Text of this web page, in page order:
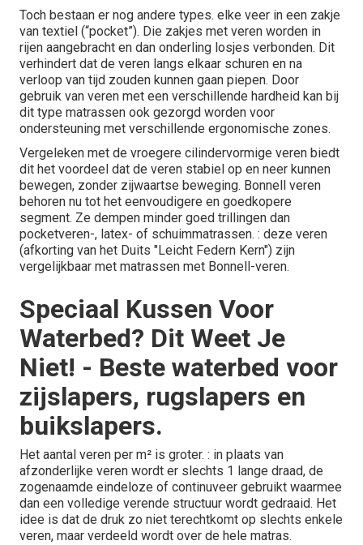
Toch bestaan er nog andere types. elke veer in een zakje
van textiel (“pocket”). Die zakjes met veren worden in
rijen aangebracht en dan onderling losjes verbonden. Dit
verhindert dat de veren langs elkaar schuren en na
verloop van tijd zouden kunnen gaan piepen. Door
gebruik van veren met een verschillende hardheid kan bij
dit type matrassen ook gezorgd worden voor
ondersteuning met verschillende ergonomische zones.
Vergeleken met de vroegere cilindervormige veren biedt
dit het voordeel dat de veren stabiel op en neer kunnen
bewegen, zonder zijwaartse beweging. Bonnell veren
behoren nu tot het eenvoudigere en goedkopere
segment. Ze dempen minder goed trillingen dan
pocketveren-, latex- of schuimmatrassen. : deze veren
(afkorting van het Duits "Leicht Federn Kern") zijn
vergelijkbaar met matrassen met Bonnell-veren.
Speciaal Kussen Voor
Waterbed? Dit Weet Je
Niet! - Beste waterbed voor
zijslapers, rugslapers en
buikslapers.
Het aantal veren per m² is groter. : in plaats van
afzonderlijke veren wordt er slechts 1 lange draad, de
zogenaamde eindeloze of continuveer gebruikt waarmee
dan een volledige verende structuur wordt gedraaid. Het
idee is dat de druk zo niet terechtkomt op slechts enkele
veren, maar verdeeld wordt over de hele matras.